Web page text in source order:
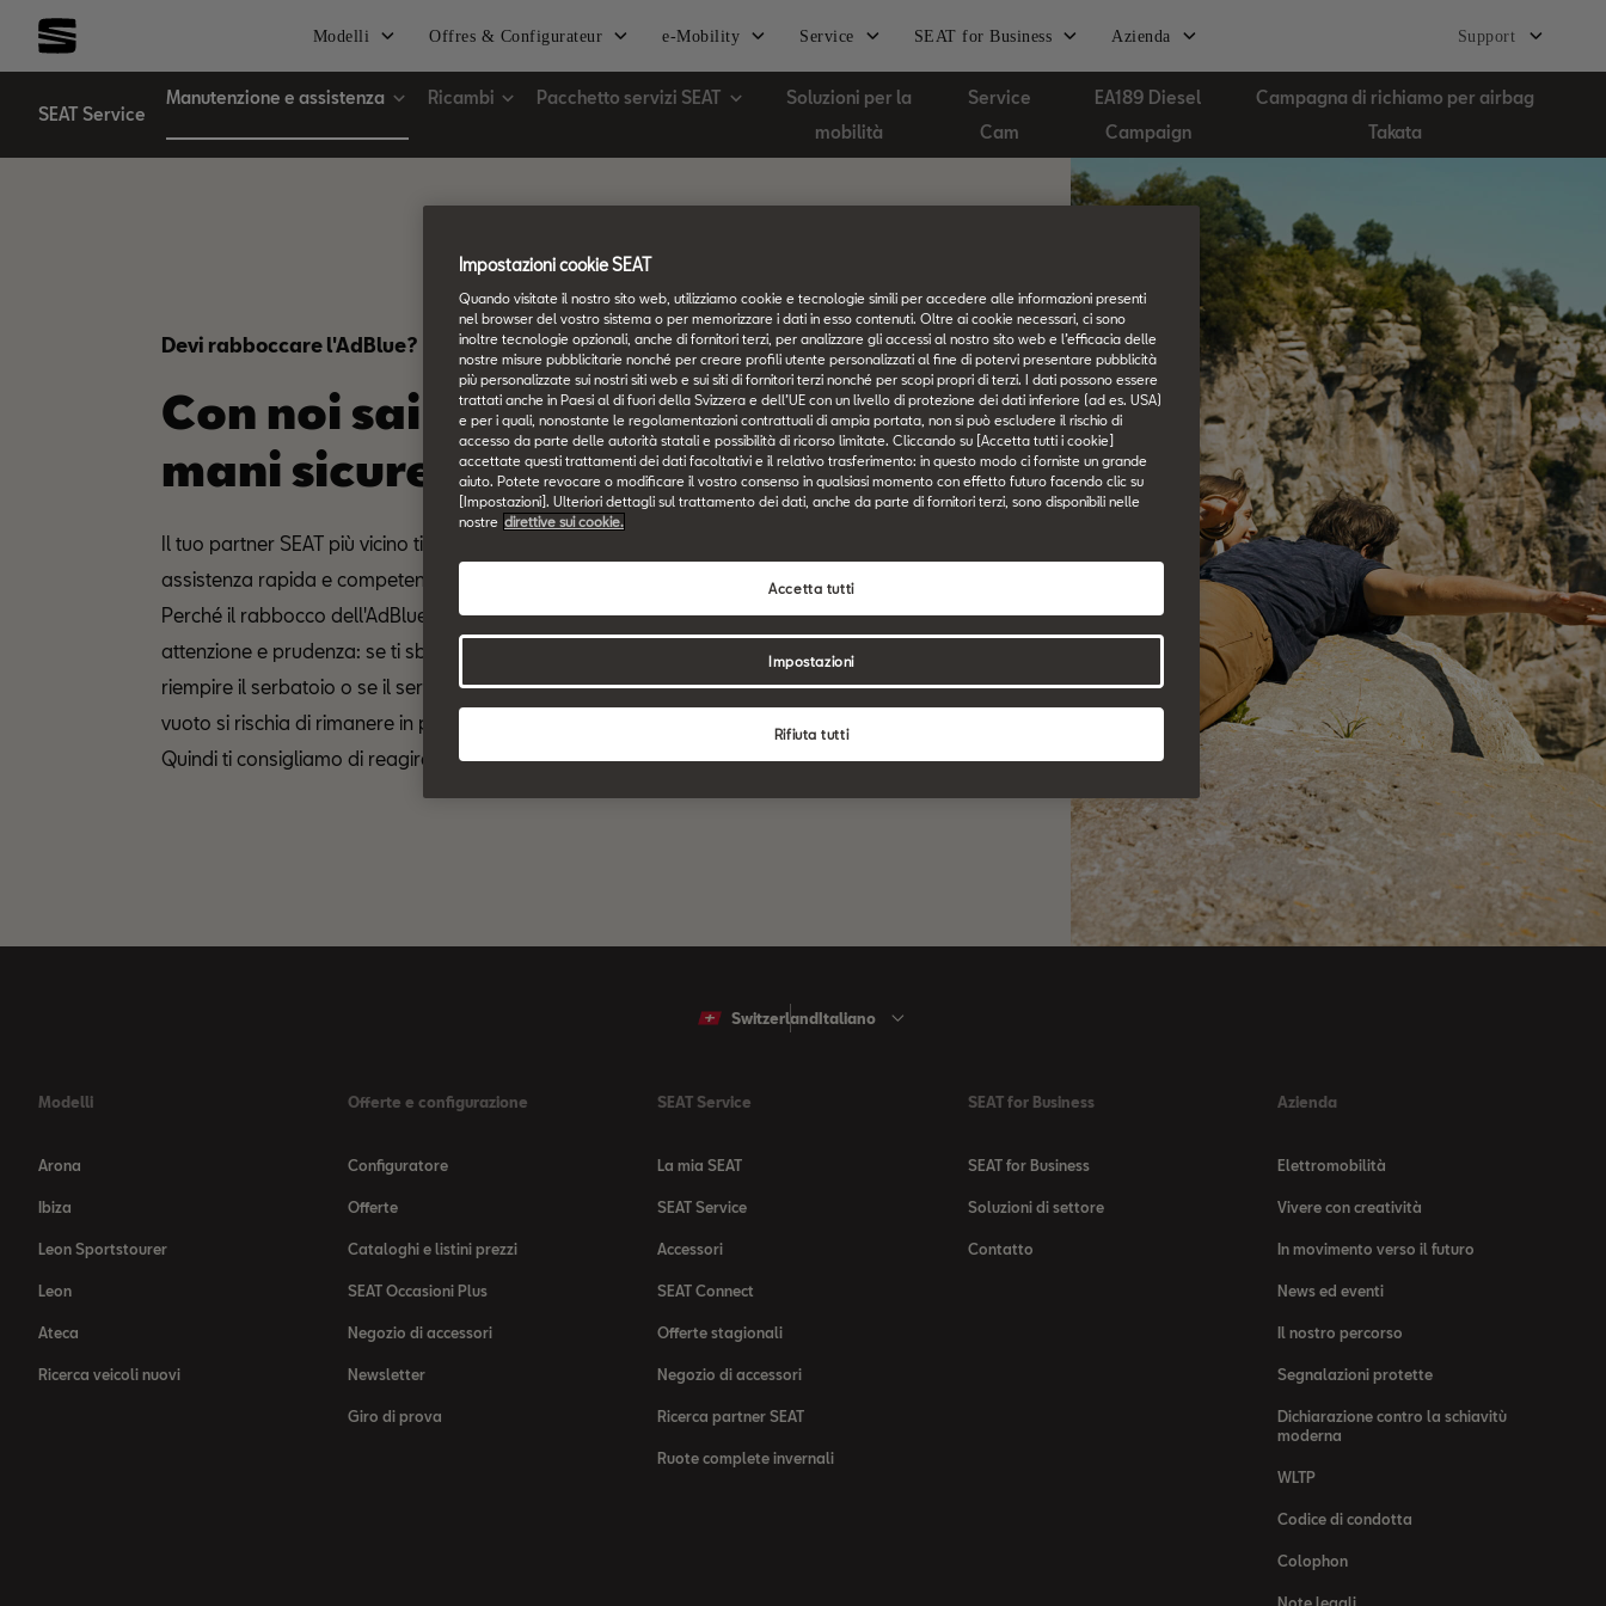
Modelli Offres & Configurateur e-Mobility Service SEAT for Business Azienda Support
SEAT Service
Manutenzione e assistenza Ricambi Pacchetto servizi SEAT
Soluzioni per la
mobilità
Service
Cam
EA189 Diesel
Campaign
Campagna di richiamo per airbag
Takata
Devi rabboccare l'AdBlue?
Con noi sai in
mani sicure.
Il tuo partner SEAT più vicino ti offre
assistenza rapida e competente.
Perché il rabbocco dell'AdBlue richiede
attenzione e prudenza: se ti sbaglia a
riempire il serbatoio o se il serbatoio è
vuoto si rischia di rimanere in panne.
Quindi ti consigliamo di reagire
tempestivamente, in modo da evitare
inutili seccature, costi e perdite di
tempo.
recateti senza preavviso a far
effettuare il rabbocco corretto e sicuro
Trova un partner SEAT
Switzerland Italiano
Modelli
Arona
Ibiza
Leon Sportstourer
Leon
Ateca
Ricerca veicoli nuovi
Offerte e configurazione
Configuratore
Offerte
Cataloghi e listini prezzi
SEAT Occasioni Plus
Negozio di accessori
Newsletter
Giro di prova
SEAT Service
La mia SEAT
SEAT Service
Accessori
SEAT Connect
Offerte stagionali
Negozio di accessori
Ricerca partner SEAT
Ruote complete invernali
SEAT for Business
SEAT for Business
Soluzioni di settore
Contatto
Azienda
Elettromobilità
Vivere con creatività
In movimento verso il futuro
News ed eventi
Il nostro percorso
Segnalazioni protette
Dichiarazione contro la schiavitù
moderna
WLTP
Codice di condotta
Colophon
Note legali
Impostazioni cookie SEAT
Quando visitate il nostro sito web, utilizziamo cookie e tecnologie simili per accedere alle informazioni presenti
nel browser del vostro sistema o per memorizzare i dati in esso contenuti. Oltre ai cookie necessari, ci sono
inoltre tecnologie opzionali, anche di fornitori terzi, per analizzare gli accessi al nostro sito web e l’efficacia delle
nostre misure pubblicitarie nonché per creare profili utente personalizzati al fine di potervi presentare pubblicità
più personalizzate sui nostri siti web e sui siti di fornitori terzi nonché per scopi propri di terzi. I dati possono essere
trattati anche in Paesi al di fuori della Svizzera e dell’UE con un livello di protezione dei dati inferiore (ad es. USA)
e per i quali, nonostante le regolamentazioni contrattuali di ampia portata, non si può escludere il rischio di
accesso da parte delle autorità statali e possibilità di ricorso limitate. Cliccando su [Accetta tutti i cookie]
accettate questi trattamenti dei dati facoltativi e il relativo trasferimento: in questo modo ci forniste un grande
aiuto. Potete revocare o modificare il vostro consenso in qualsiasi momento con effetto futuro facendo clic su
[Impostazioni]. Ulteriori dettagli sul trattamento dei dati, anche da parte di fornitori terzi, sono disponibili nelle
nostre direttive sui cookie.
Rifiuta tutti
Accetta tutti
Impostazioni